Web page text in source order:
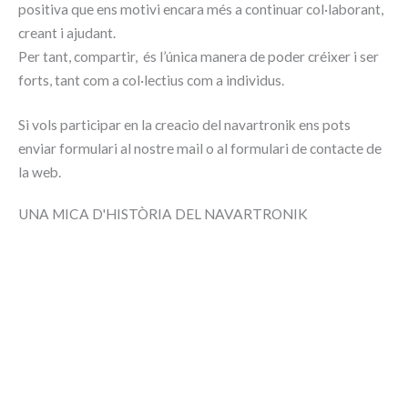
positiva que ens motivi encara més a continuar col·laborant,
creant i ajudant.
Per tant, compartir, és l’única manera de poder créixer i ser
forts, tant com a col·lectius com a individus.
Si vols participar en la creacio del navartronik ens pots
enviar formulari al nostre mail o al formulari de contacte de
la web.
UNA MICA D'HISTÒRIA DEL NAVARTRONIK